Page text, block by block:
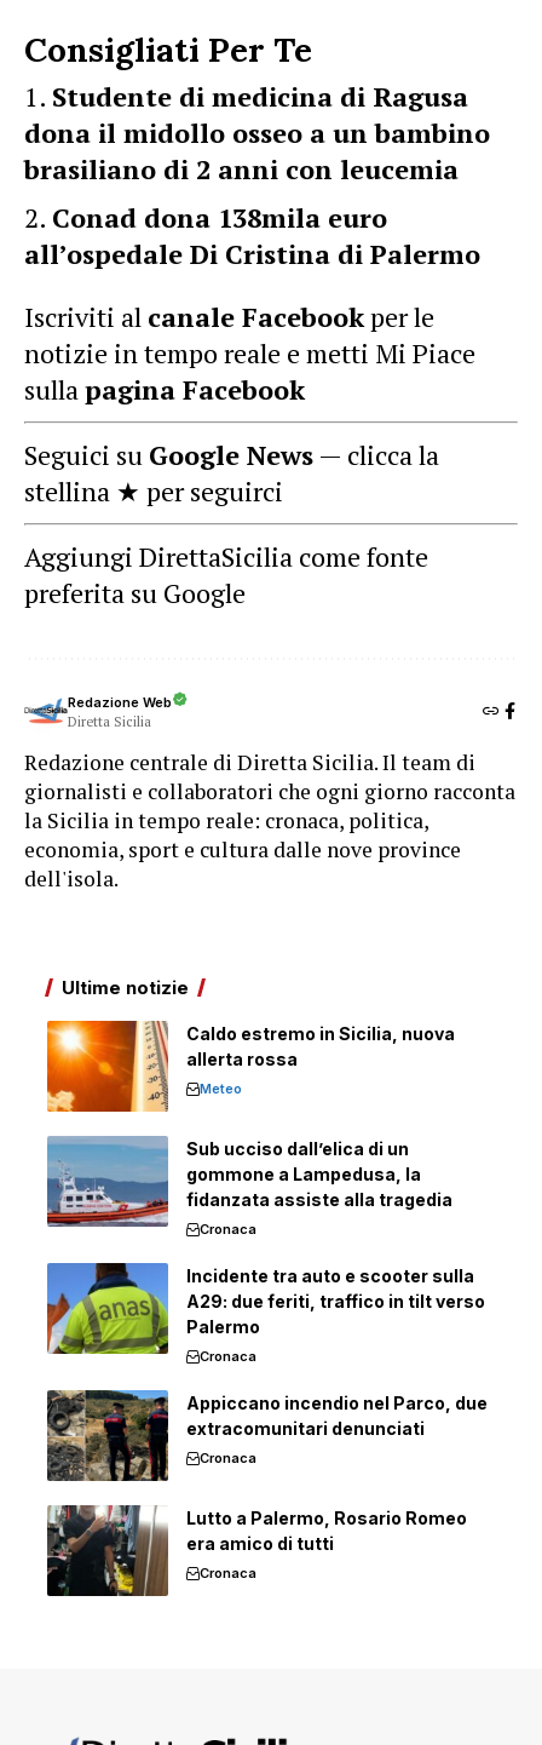
Consigliati Per Te
Studente di medicina di Ragusa
dona il midollo osseo a un bambino
brasiliano di 2 anni con leucemia
Conad dona 138mila euro
all’ospedale Di Cristina di Palermo
Iscriviti al canale Facebookper le
notizie in tempo reale e metti Mi Piace
sullapagina Facebook
Seguici su Google News — clicca la
stellina ★ per seguirci
Aggiungi DirettaSicilia come fonte
preferita su Google
Redazione Web
Diretta Sicilia
Redazione centrale di Diretta Sicilia. Il team di
giornalisti e collaboratori che ogni giorno racconta
la Sicilia in tempo reale: cronaca, politica,
economia, sport e cultura dalle nove province
dell'isola.
Ultime notizie
Caldo estremo in Sicilia, nuova
allerta rossa
Meteo
Sub ucciso dall’elica di un
gommone a Lampedusa, la
fidanzata assiste alla tragedia
Cronaca
Incidente tra auto e scooter sulla
A29: due feriti, traffico in tilt verso
Palermo
Cronaca
Appiccano incendio nel Parco, due
extracomunitari denunciati
Cronaca
Lutto a Palermo, Rosario Romeo
era amico di tutti
Cronaca